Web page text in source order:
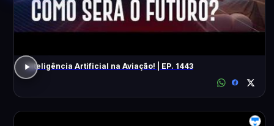
Inteligência Artificial na Aviação! | EP. 1443